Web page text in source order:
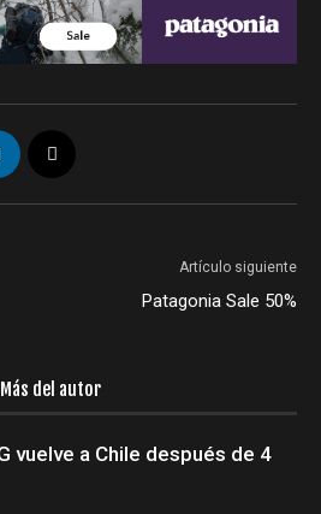
Artículo siguiente
Patagonia Sale 50%
Más del autor
vuelve a Chile después de 4